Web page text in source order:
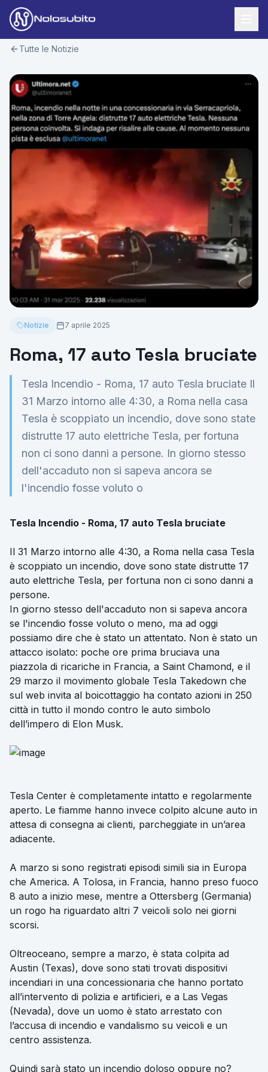
Offerte Noleggio
Offerte Business
Offerte Privati
Offerte Moto
Offerte Re-Use
News
Usato Sicuro
Lavora con Noi
Area Cliente
Richiedi Preventivo
Tutte le Notizie
Notizie 7 aprile 2025
Roma, 17 auto Tesla bruciate
Tesla Incendio - Roma, 17 auto Tesla bruciate Il
31 Marzo intorno alle 4:30, a Roma nella casa
Tesla è scoppiato un incendio, dove sono state
distrutte 17 auto elettriche Tesla, per fortuna
non ci sono danni a persone. In giorno stesso
dell'accaduto non si sapeva ancora se
l'incendio fosse voluto o
Tesla Incendio - Roma, 17 auto Tesla bruciate
Il 31 Marzo intorno alle 4:30, a Roma nella casa Tesla
è scoppiato un incendio, dove sono state distrutte 17
auto elettriche Tesla, per fortuna non ci sono danni a
persone.
In giorno stesso dell'accaduto non si sapeva ancora
se l'incendio fosse voluto o meno, ma ad oggi
possiamo dire che è stato un attentato. Non è stato un
attacco isolato: poche ore prima bruciava una
piazzola di ricariche in Francia, a Saint Chamond, e il
29 marzo il movimento globale Tesla Takedown che
sul web invita al boicottaggio ha contato azioni in 250
città in tutto il mondo contro le auto simbolo
dell’impero di Elon Musk.
Tesla Center è completamente intatto e regolarmente
aperto. Le fiamme hanno invece colpito alcune auto in
attesa di consegna ai clienti, parcheggiate in un’area
adiacente.
A marzo si sono registrati episodi simili sia in Europa
che America. A Tolosa, in Francia, hanno preso fuoco
8 auto a inizio mese, mentre a Ottersberg (Germania)
un rogo ha riguardato altri 7 veicoli solo nei giorni
scorsi.
Oltreoceano, sempre a marzo, è stata colpita ad
Austin (Texas), dove sono stati trovati dispositivi
incendiari in una concessionaria che hanno portato
all’intervento di polizia e artificieri, e a Las Vegas
(Nevada), dove un uomo è stato arrestato con
l’accusa di incendio e vandalismo su veicoli e un
centro assistenza.
Quindi sarà stato un incendio doloso oppure no?